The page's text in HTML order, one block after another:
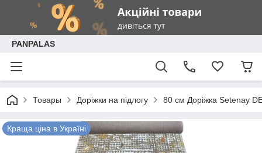
PANPALAS
Товары Доріжки на підлогу 80 см Доріжка Setenay
Краща ціна в Україні